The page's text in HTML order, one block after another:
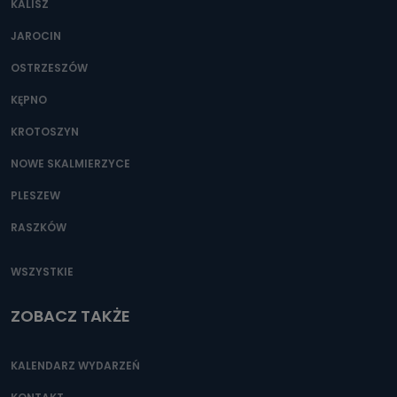
Można to zrobić pod numerem telefonu 62 735-51-05 lub
KALISZ
JAROCIN
OSTRZESZÓW
KĘPNO
KROTOSZYN
NOWE SKALMIERZYCE
PLESZEW
RASZKÓW
WSZYSTKIE
ZOBACZ TAKŻE
KALENDARZ WYDARZEŃ